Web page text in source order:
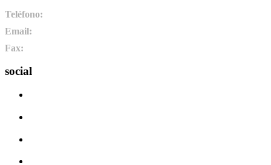
Teléfono:
Email:
Fax:
social